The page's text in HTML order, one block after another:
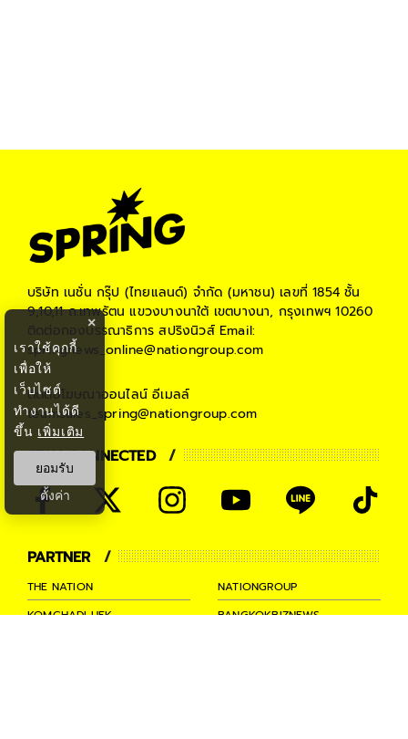
บริษัท เนชั่น กรุ๊ป (ไทยแลนด์) จำกัด (มหาชน) เลขที่ 1854 ชั้น
9,10,11 ถ.เทพรัตน แขวงบางนาใต้ เขตบางนา, กรุงเทพฯ 10260
ติดต่อกองบรรณาธิการ สปริงนิวส์Email:
springnews_online@nationgroup.com
ติดต่อโฆษณาออนไลน์ อีเมลล์
teamsales_spring@nationgroup.com
STAY CONNECTED
PARTNER
THE NATION
NATIONGROUP
KOMCHADLUEK
BANGKOKBIZNEWS
×
เราใช้คุกกี้
เพื่อให้
เว็บไซต์
ทำงานได้ดี
ขึ้น เพิ่มเติม
ยอมรับ
ตั้งค่า